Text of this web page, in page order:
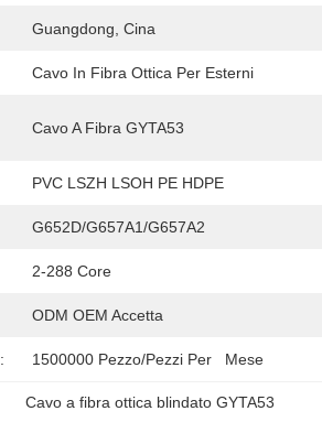
Guangdong, Cina
Cavo In Fibra Ottica Per Esterni
Cavo A Fibra GYTA53
PVC LSZH LSOH PE HDPE
G652D/G657A1/G657A2
2-288 Core
ODM OEM Accetta
1500000 Pezzo/pezzi Per   Mese
Cavo a fibra ottica blindato GYTA53